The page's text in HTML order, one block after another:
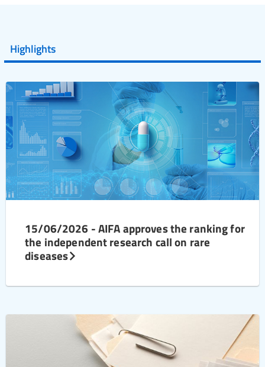
Highlights
15/06/2026 - AIFA approves the ranking for
the independent research call on rare
diseases